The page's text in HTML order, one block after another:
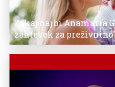
Zakaj naj bi Anamaria
zahtevek za